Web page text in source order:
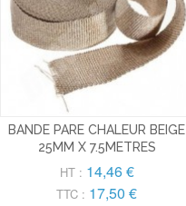
BANDE PARE CHALEUR BEIGE
25MM X 7.5METRES
HT : 14,46 €
TTC : 17,50 €